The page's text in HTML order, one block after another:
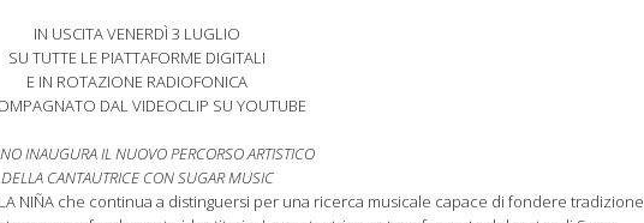
IN USCITA VENERDÌ 3 LUGLIO
SU TUTTE LE PIATTAFORME DIGITALI
E IN ROTAZIONE RADIOFONICA
DAL VIDEOCLIP SU YOUTUBE
INAUGURA IL NUOVO PERCORSO ARTISTICO
DELLA CANTAUTRICE CON SUGAR MUSIC
NIÑA che continua a distinguersi per una ricerca musicale capace di fondere tradizione